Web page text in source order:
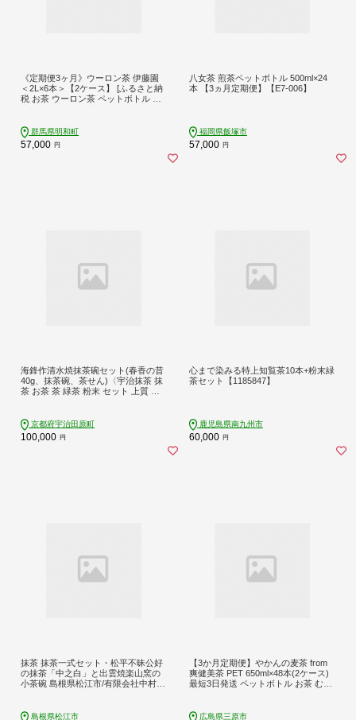
《定期便3ヶ月》ウーロン茶 伊藤園
＜2L×6本＞【2ケース】 [ふるさと納
税 お茶 ウーロン茶 ペットボトル 国
群馬県明和町
57,000 円
八女茶 煎茶ペットボトル 500ml×24
本 【3ヵ月定期便】【E7-006】
福岡県飯塚市
57,000 円
海鋒作清水焼抹茶碗セット(春香の昔
40g、抹茶碗、茶せん)〈宇治抹茶 抹
茶 お茶 茶 緑茶 粉末 セット 上質 茶
京都府宇治田原町
100,000 円
心まで染みる特上知覧茶10本+粉末緑
茶セット【1185847】
鹿児島県南九州市
60,000 円
抹茶 抹茶一式セット・松平不昧公好
の抹茶「中之白」と出雲焼楽山窯の
小茶碗 島根県松江市/有限会社中村茶
碗 楽山焼セット 島根 松江 おすすめ
島根県松江市
【3か月定期便】やかんの麦茶 from
爽健美茶 PET 650ml×48本(2ケース)
最短3日発送 ペットボトル お茶 むぎ
広島県三原市